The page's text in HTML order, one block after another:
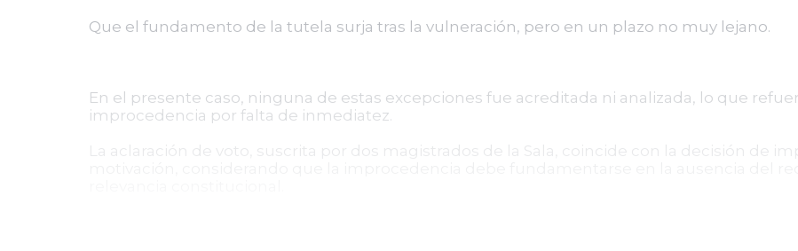
Que el fundamento de la tutela surja tras la vulneración, pero en un plazo no muy lejano.
En el presente caso, ninguna de estas excepciones fue acreditada ni analizada, lo que
improcedencia por falta de inmediatez.
La aclaración de voto, suscrita por dos magistrados de la Sala, coincide con la decisión de